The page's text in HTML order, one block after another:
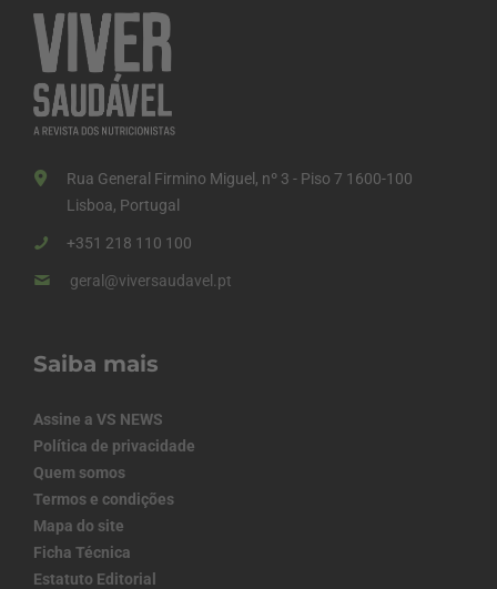
Rua General Firmino Miguel, nº 3 - Piso 7 1600-100
Lisboa, Portugal
+351 218 110 100
geral@viversaudavel.pt
Saiba mais
Assine a VS NEWS
Política de privacidade
Quem somos
Termos e condições
Mapa do site
Ficha Técnica
Estatuto Editorial